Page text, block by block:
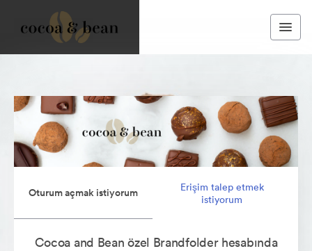
Oturum açmak istiyorum
Erişim talep etmek
istiyorum
Cocoa and Bean özel Brandfolder hesabında